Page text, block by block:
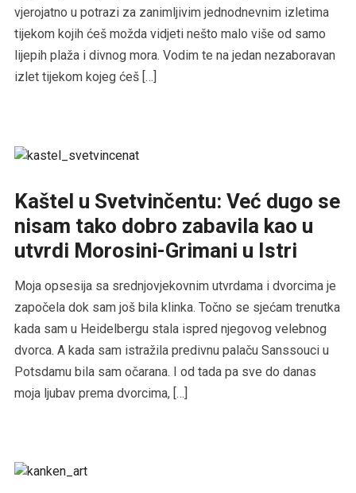
vjerojatno u potrazi za zanimljivim jednodnevnim izletima
tijekom kojih ćeš možda vidjeti nešto malo više od samo
lijepih plaža i divnog mora. Vodim te na jedan nezaboravan
izlet tijekom kojeg ćeš […]
Kaštel u Svetvinčentu: Već dugo se
nisam tako dobro zabavila kao u
utvrdi Morosini-Grimani u Istri
Moja opsesija sa srednjovjekovnim utvrdama i dvorcima je
započela dok sam još bila klinka. Točno se sjećam trenutka
kada sam u Heidelbergu stala ispred njegovog velebnog
dvorca. A kada sam istražila predivnu palaču Sanssouci u
Potsdamu bila sam očarana. I od tada pa sve do danas
moja ljubav prema dvorcima, […]